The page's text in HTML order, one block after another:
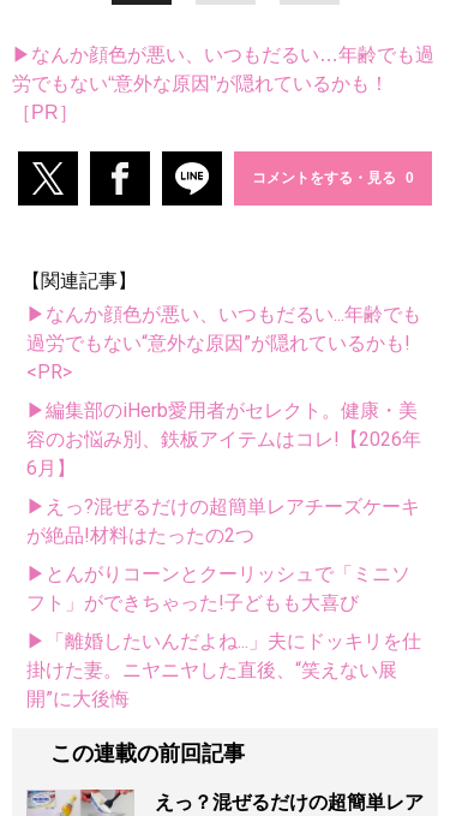
▶なんか顔色が悪い、いつもだるい…年齢でも過
労でもない“意外な原因”が隠れているかも！
［PR］
コメントをする・見る
【関連記事】
▶なんか顔色が悪い、いつもだるい...年齢でも
過労でもない“意外な原因”が隠れているかも!
<PR>
▶編集部のiHerb愛用者がセレクト。健康・美
容のお悩み別、鉄板アイテムはコレ!【2026年
6月】
▶えっ?混ぜるだけの超簡単レアチーズケーキ
が絶品!材料はたったの2つ
▶とんがりコーンとクーリッシュで「ミニソ
フト」ができちゃった!子どもも大喜び
▶「離婚したいんだよね...」夫にドッキリを仕
掛けた妻。ニヤニヤした直後、“笑えない展
開”に大後悔
この連載の前回記事
えっ？混ぜるだけの超簡単レア